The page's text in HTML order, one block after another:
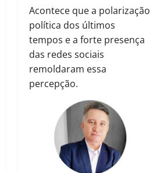
Acontece que a polarização
política dos últimos
tempos e a forte presença
das redes sociais
remoldaram essa
percepção.